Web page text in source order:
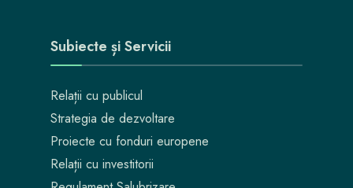
Subiecte și Servicii
Relații cu publicul
Strategia de dezvoltare
Proiecte cu fonduri europene
Relații cu investitorii